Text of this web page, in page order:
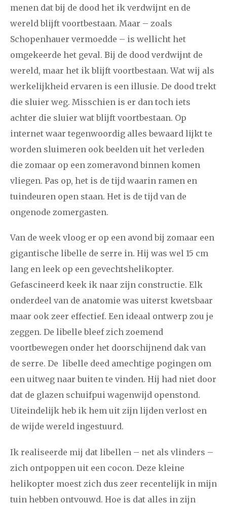
2008 augustus september oktober november
december
januari februari maart april mei juni juli
augustus
december
april juli augustus september oktober
november december
menen dat bij de dood het ik verdwijnt en de
wereld blijft voortbestaan. Maar – zoals
Schopenhauer vermoedde – is wellicht het
omgekeerde het geval. Bij de dood verdwijnt de
wereld, maar het ik blijft voortbestaan. Wat wij als
werkelijkheid ervaren is een illusie. De dood trekt
die sluier weg. Misschien is er dan toch iets
achter die sluier wat blijft voortbestaan. Op
internet waar tegenwoordig alles bewaard lijkt te
worden sluimeren ook beelden uit het verleden
die zomaar op een zomeravond binnen komen
vliegen. Pas op, het is de tijd waarin ramen en
tuindeuren open staan. Het is de tijd van de
ongenode zomergasten.
Van de week vloog er op een avond bij zomaar een
gigantische libelle de serre in. Hij was wel 15 cm
lang en leek op een gevechtshelikopter.
Gefascineerd keek ik naar zijn constructie. Elk
onderdeel van de anatomie was uiterst kwetsbaar
maar ook zeer effectief. Een ideaal ontwerp zou je
zeggen. De libelle bleef zich zoemend
voortbewegen onder het doorschijnend dak van
de serre. De libelle deed amechtige pogingen om
een uitweg naar buiten te vinden. Hij had niet door
dat de glazen schuifpui wagenwijd openstond.
Uiteindelijk heb ik hem uit zijn lijden verlost en
de wijde wereld ingestuurd.
Ik realiseerde mij dat libellen – net als vlinders –
zich ontpoppen uit een cocon. Deze kleine
helikopter moest zich dus zeer recentelijk in mijn
tuin hebben ontvouwd. Hoe is dat alles in zijn